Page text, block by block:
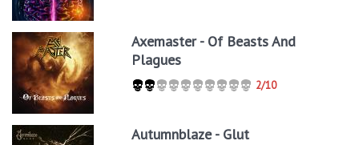
Axemaster - Of Beasts And
Plagues
2/10
Autumnblaze - Glut